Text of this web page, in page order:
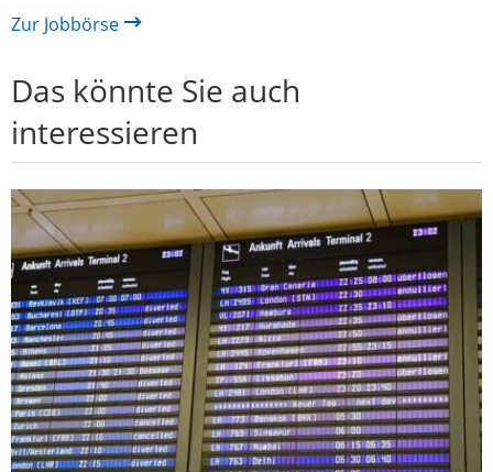
Zur Jobbörse
Das könnte Sie auch
interessieren